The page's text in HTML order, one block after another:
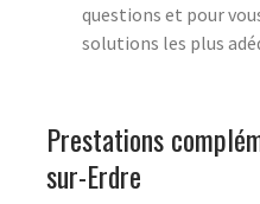
questions et pour
solutions les plus
Prestations
sur-Erdre